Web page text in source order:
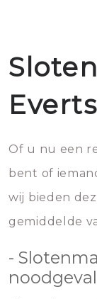
Of u nu een
bent of
wij bieden
gemiddelde
-